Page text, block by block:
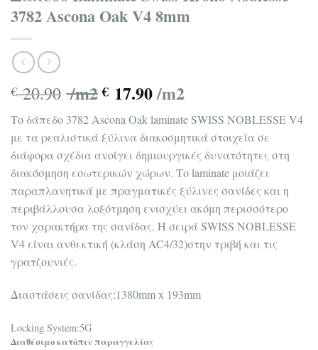
3782 Ascona Oak V4 8mm
€20.90 /m2 € 17.90/m2
Tο δάπεδο 3782 Ascona Oak laminate SWISS NOBLESSE V4
με τα ρεαλιστικά ξύλινα διακοσμητικά στοιχεία σε
διάφορα σχέδια ανοίγει δημιουργικές δυνατότητες στη
διακόσμηση εσωτερικών χώρων. Το laminate μοιάζει
παραπλανητικά με πραγματικές ξύλινες σανίδες και η
περιβάλλουσα λοξότμηση ενισχύει ακόμη περισσότερο
τον χαρακτήρα της σανίδας. Η σειρά SWISS NOBLESSE
V4 είναι ανθεκτική (κλάση AC4/32)στην τριβή και τις
γρατζουνιές.
Διαστάσεις σανίδας:1380mm x 193mm
Locking System:5G
Διαθέσιμο κατόπιν παραγγελίας